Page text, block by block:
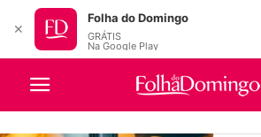
✕
Folha do Domingo
GRÁTIS
Na Google Play